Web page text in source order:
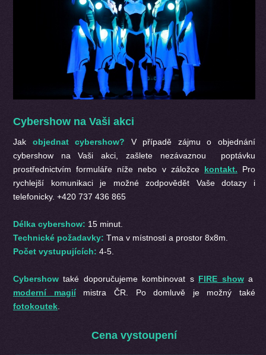
Cybershow na Vaši akci
Jak objednat cybershow? V případě zájmu o objednání
cybershow na Vaši akci, zašlete nezávaznou poptávku
prostřednictvím formuláře níže nebo v záložce kontakt. Pro
rychlejší komunikaci je možné zodpovědět Vaše dotazy i
telefonicky. +420 737 436 865
Délka cybershow: 15 minut.
Technické požadavky: Tma v místnosti a prostor 8x8m.
Počet vystupujících: 4-5.
Cybershowtaké doporučujeme kombinovat s FIRE showa
moderní magií
mistra ČR. Po domluvě je možný také
fotokoutek
Cena vystoupení